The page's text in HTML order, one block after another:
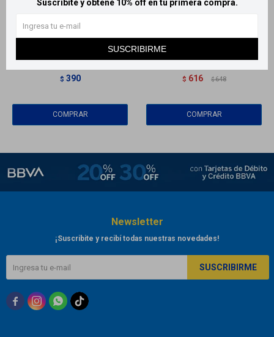
Suscribite y obtené 10% off en tu primera compra.
SUSCRIBIRME
Llega HOY
LlegaHOY
Orujo de uva Tannat super
alimento Vitanna - 100 g
$ 390
LlegaHOY
Levadura de cerveza
Homeopatía Alemana
$ 616 $ 648
Newsletter
¡Suscribite y recibí todas nuestras novedades!
SUSCRIBIRME
  